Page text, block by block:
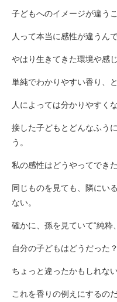
子どもへのイメージが違う
人って本当に感性が違うんで
やはり生きてきた環境や感
単純でわかりやすい香り、
人によっては分かりやすく
接した子どもとどんなふう
う。
私の感性はどうやってでき
同じものを見ても、隣にい
ない。
確かに、孫を見ていて“純粋
自分の子どもはどうだった？
ちょっと違ったかもしれない
これを香りの例えにするの